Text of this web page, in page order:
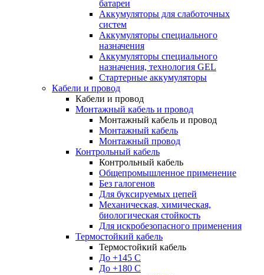
батареи
Аккумуляторы для слаботочных
систем
Аккумуляторы специального
назначения
Аккумуляторы специального
назначения, технология GEL
Стартерные аккумуляторы
Кабели и провод
Кабели и провод
Монтажный кабель и провод
Монтажный кабель и провод
Монтажный кабель
Монтажный провод
Контрольный кабель
Контрольный кабель
Общепромышленное применение
Без галогенов
Для буксируемых цепей
Механическая, химическая,
биологическая стойкость
Для искробезопасного применения
Термостойкий кабель
Термостойкий кабель
До +145 С
До +180 C